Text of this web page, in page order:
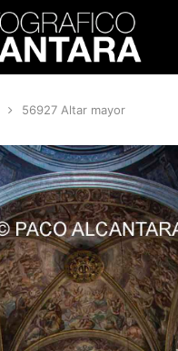
56927 Altar mayor